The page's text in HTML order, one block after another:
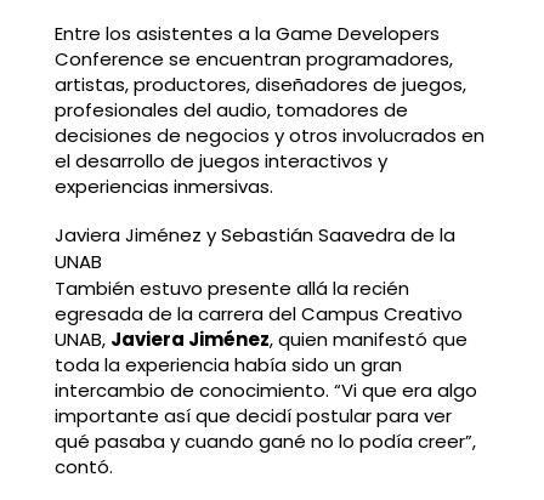
Entre los asistentes a la Game Developers
Conference se encuentran programadores,
artistas, productores, diseñadores de juegos,
profesionales del audio, tomadores de
decisiones de negocios y otros involucrados en
el desarrollo de juegos interactivos y
experiencias inmersivas.
Javiera Jiménez y Sebastián Saavedra de la
UNAB
También estuvo presente allá la recién
egresada de la carrera del Campus Creativo
UNAB, Javiera Jiménez, quien manifestó que
toda la experiencia había sido un gran
intercambio de conocimiento. “Vi que era algo
importante así que decidí postular para ver
qué pasaba y cuando gané no lo podía creer”,
contó.